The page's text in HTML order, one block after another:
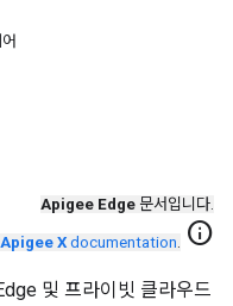
Apigee Edge 문서입니다.
Apigee X documentation. info
및 프라이빗 클라우드